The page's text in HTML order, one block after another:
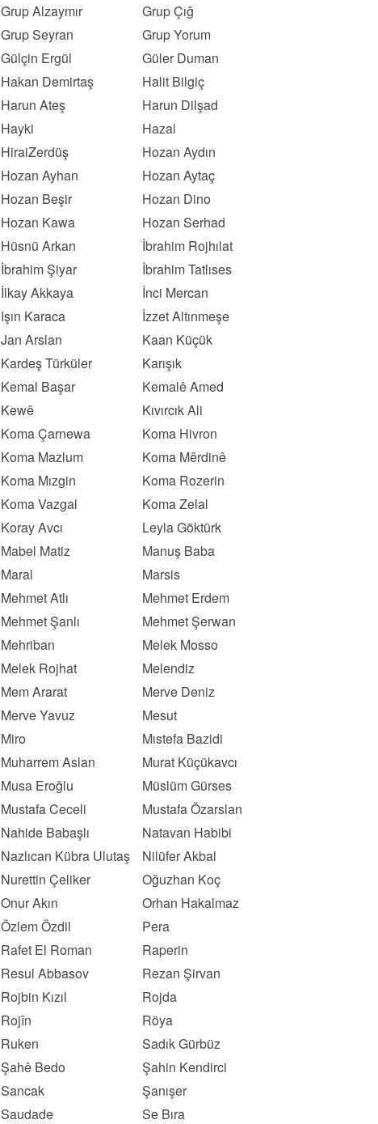
Grup Alzaymır
Grup Çığ
Grup Seyran
Grup Yorum
Gülçin Ergül
Güler Duman
Hakan Demirtaş
Halit Bilgiç
Harun Ateş
Harun Dilşad
Hayki
Hazal
HiraiZerdüş
Hozan Aydın
Hozan Ayhan
Hozan Aytaç
Hozan Beşir
Hozan Dino
Hozan Kawa
Hozan Serhad
Hüsnü Arkan
İbrahim Rojhılat
İbrahim Şiyar
İbrahim Tatlıses
İlkay Akkaya
İnci Mercan
Işın Karaca
İzzet Altınmeşe
Jan Arslan
Kaan Küçük
Kardeş Türküler
Karışık
Kemal Başar
Kemalê Amed
Kewê
Kıvırcık Ali
Koma Çarnewa
Koma Hivron
Koma Mazlum
Koma Mêrdinê
Koma Mızgin
Koma Rozerin
Koma Vazgal
Koma Zelal
Koray Avcı
Leyla Göktürk
Mabel Matiz
Manuş Baba
Maral
Marsis
Mehmet Atlı
Mehmet Erdem
Mehmet Şanlı
Mehmet Şerwan
Mehriban
Melek Mosso
Melek Rojhat
Melendiz
Mem Ararat
Merve Deniz
Merve Yavuz
Mesut
Miro
Mıstefa Bazidi
Muharrem Aslan
Murat Küçükavcı
Musa Eroğlu
Müslüm Gürses
Mustafa Ceceli
Mustafa Özarslan
Nahide Babaşlı
Natavan Habibi
Nazlıcan Kübra Ulutaş
Nilüfer Akbal
Nurettin Çeliker
Oğuzhan Koç
Onur Akın
Orhan Hakalmaz
Özlem Özdil
Pera
Rafet El Roman
Raperin
Resul Abbasov
Rezan Şirvan
Rojbin Kızıl
Rojda
Rojîn
Röya
Ruken
Sadık Gürbüz
Şahê Bedo
Şahin Kendirci
Sancak
Şanışer
Saudade
Se Bıra